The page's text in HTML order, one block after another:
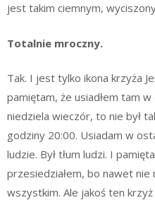
jest takim ciemnym,
Totalnie mroczny.
Tak. I jest tylko ikona krzyża
pamiętam, że usiadłem tam w
niedziela wieczór, to nie był
godziny 20:00. Usiadam w
ludzie. Był tłum ludzi. I
przesiedziałem, bo nawet nie
wszystkim. Ale jakoś ten